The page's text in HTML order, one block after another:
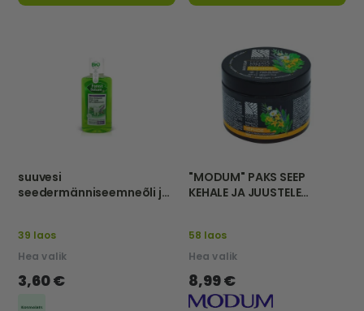
suuvesi
seedermänniseemneõli ja
39 laos
Hea valik
3,60 €
"MODUM" PAKS SEEP
KEHALE JA JUUSTELE
58 laos
Hea valik
8,99 €